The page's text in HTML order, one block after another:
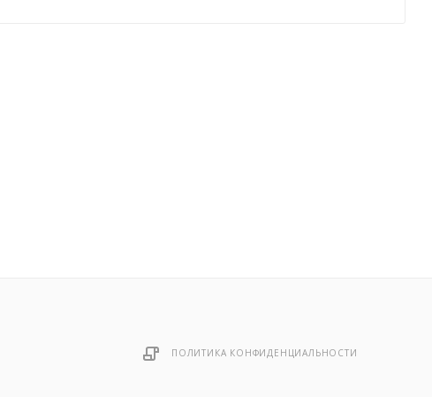
ПОЛИТИКА КОНФИДЕНЦИАЛЬНОСТИ